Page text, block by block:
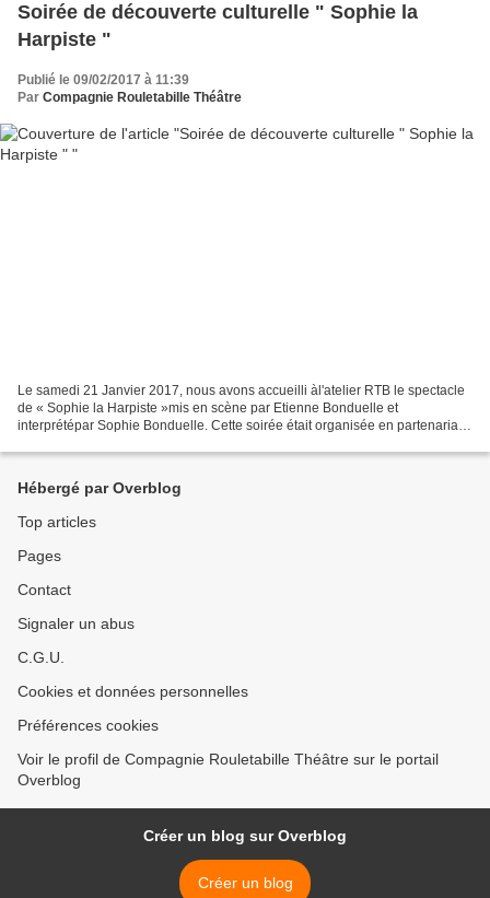
Soirée de découverte culturelle " Sophie la
Harpiste "
Publié le 09/02/2017 à 11:39
Par Compagnie Rouletabille Théâtre
Le samedi 21 Janvier 2017, nous avons accueilli àl'atelier RTB le spectacle
de « Sophie la Harpiste »mis en scène par Etienne Bonduelle et
interprétépar Sophie Bonduelle. Cette soirée était organisée en partenariat
Hébergé par Overblog
Top articles
Pages
Contact
Signaler un abus
C.G.U.
Cookies et données personnelles
Préférences cookies
Voir le profil de Compagnie Rouletabille Théâtre sur le portail
Overblog
Créer un blog sur Overblog
Créer un blog